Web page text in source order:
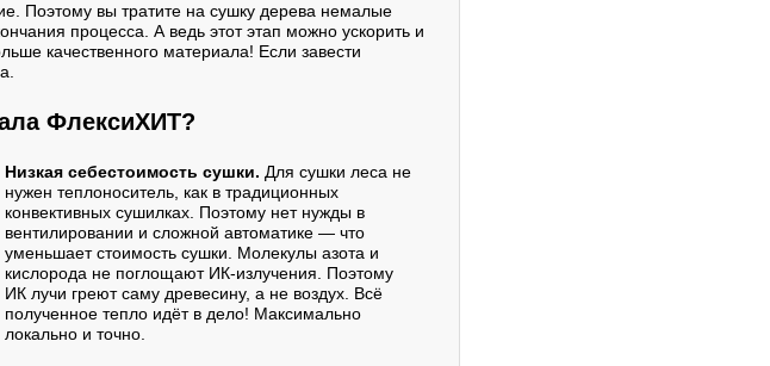
Поэтому вы тратите на сушку дерева немалые
процесса. А ведь этот этап можно ускорить и
качественного материала! Если завести
ФлексиХИТ?
Низкая себестоимость сушки. Для сушки леса не
нужен теплоноситель, как в традиционных
конвективных сушилках. Поэтому нет нужды в
вентилировании и сложной автоматике — что
уменьшает стоимость сушки. Молекулы азота и
кислорода не поглощают ИК-излучения. Поэтому
ИК лучи греют саму древесину, а не воздух. Всё
полученное тепло идёт в дело! Максимально
локально и точно.